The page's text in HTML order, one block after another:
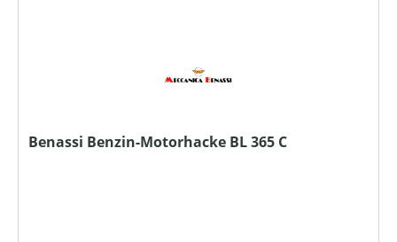
Benassi Benzin-Motorhacke BL 365 C